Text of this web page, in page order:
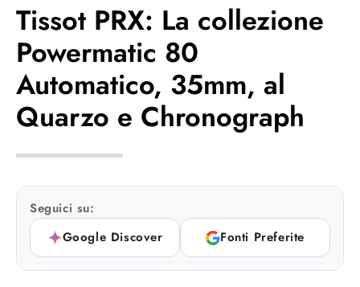
Tissot PRX: La collezione
Powermatic 80
Automatico, 35mm, al
Quarzo e Chronograph
Seguici su:
Google Discover
Fonti Preferite